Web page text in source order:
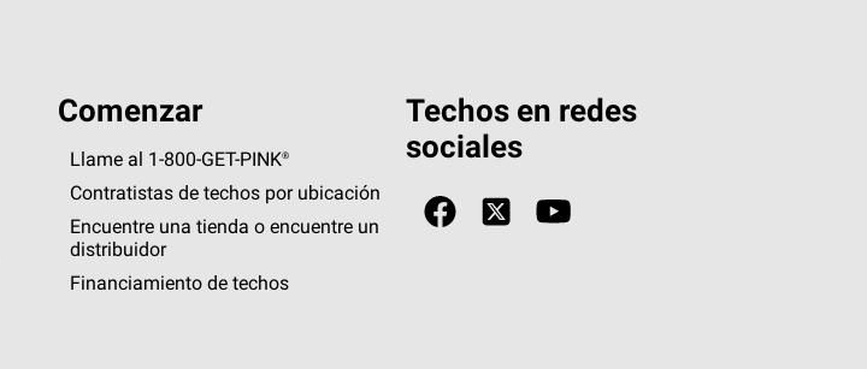
Comenzar
Llame al 1-800-GET -PINK®
Contratistas de techos por ubicación
Encuentre una tienda o encuentre un
distribuidor
Financiamiento de techos
Techos en redes
sociales